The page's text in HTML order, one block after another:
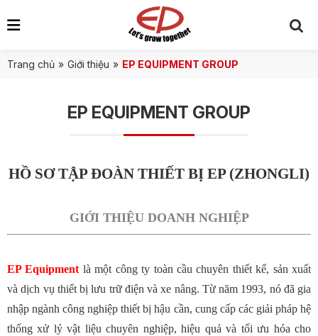
Trang chủ » Giới thiệu » EP EQUIPMENT GROUP
EP EQUIPMENT GROUP
HỒ SƠ TẬP ĐOÀN THIẾT BỊ EP (ZHONGLI)
GIỚI THIỆU DOANH NGHIỆP
EP Equipmentlà một công ty toàn cầu chuyên thiết kế, sản xuất
và dịch vụ thiết bị lưu trữ điện và xe nâng. Từ năm 1993, nó đã gia
nhập ngành công nghiệp thiết bị hậu cần, cung cấp các giải pháp hệ
thống xử lý vật liệu chuyên nghiệp, hiệu quả và tối ưu hóa cho